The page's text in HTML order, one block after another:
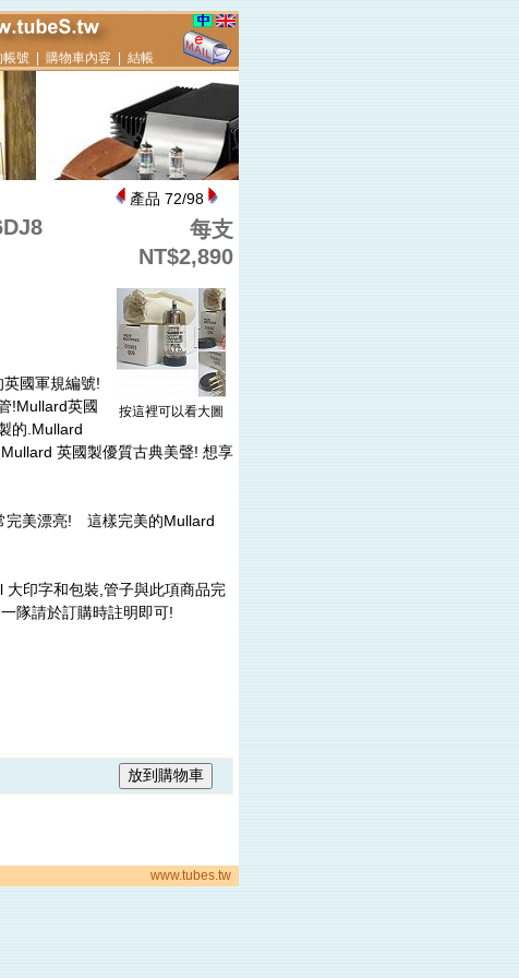
帳號 購物車內容 結帳
產品 72/98
每支
NT$2,890
按這裡可以看大圖
國軍規編號!
!Mullard英國
的.Mullard
英國製優質古典美聲! 想享
完美漂亮! 這樣完美的Mullard
印字和包裝,管子與此項商品完
隊請於訂購時註明即可!
www.tubes.tw